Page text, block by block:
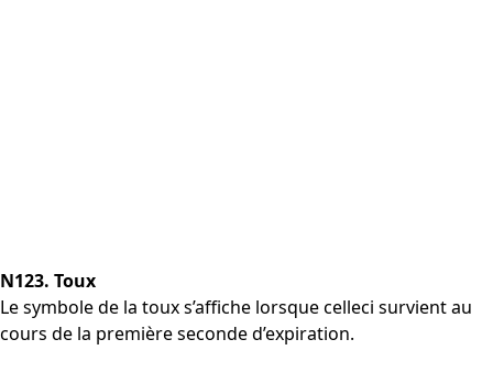
N123. Toux
Le symbole de la toux s’affiche lorsque celleci survient au
cours de la première seconde d’expiration.